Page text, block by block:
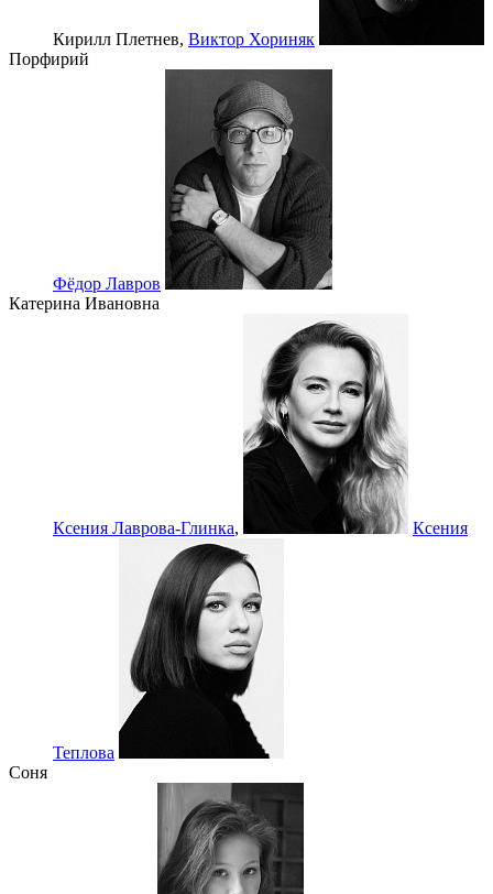
Кирилл Плетнев, Виктор Хориняк
Порфирий
Фёдор Лавров
Катерина Ивановна
Ксения Лаврова-Глинка, Ксения
Теплова
Соня